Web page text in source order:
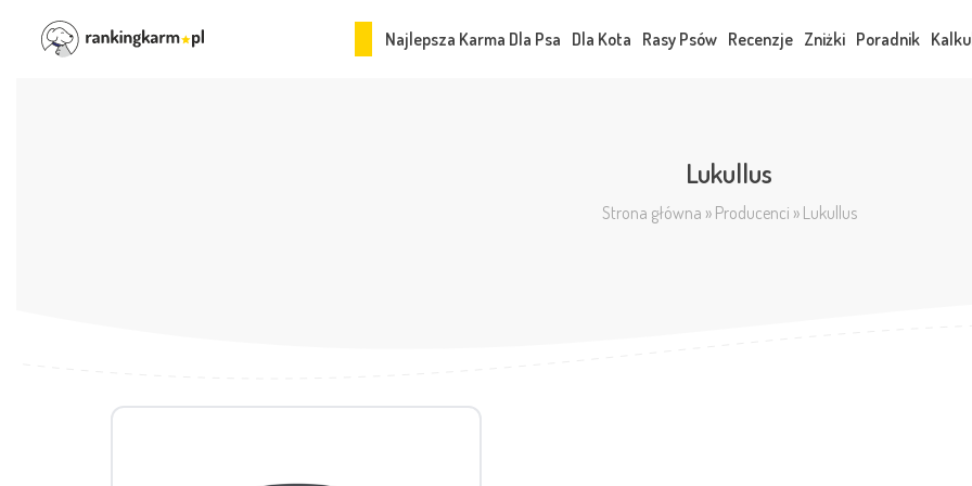
Najlepsza Karma Dla Psa Dla Kota Rasy Psów Recenzje Zniżki Poradnik
Lukullus
Strona główna » Producenci » Lukullus